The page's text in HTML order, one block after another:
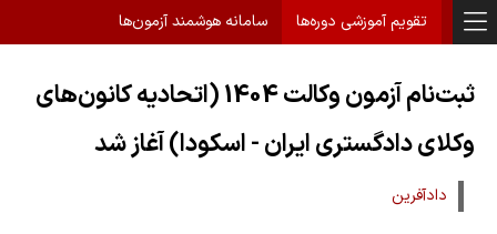
تقویم آموزشی دوره‌ها سامانه هوشمند آزمون‌ها
ثبت‌نام آزمون وکالت 1404 (اتحادیه کانون‌های
وکلای دادگستری ایران - اسکودا) آغاز شد
دادآفرین